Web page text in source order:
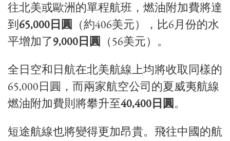
往北美或歐洲的單程航班，燃油附加費將達
到65,000日圓 （約406美元），比6月份的水
平增加了9,000日圓 （56美元）。
全日空和日航在北美航線上均將收取同樣的
65,000日圓，而兩家航空公司的夏威夷航線
燃油附加費則將攀升至40,400日圓。
短途航線也將變得更加昂貴。飛往中國的航